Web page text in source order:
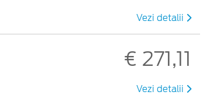
Vezi detalii
€ 271,11
Vezi detalii